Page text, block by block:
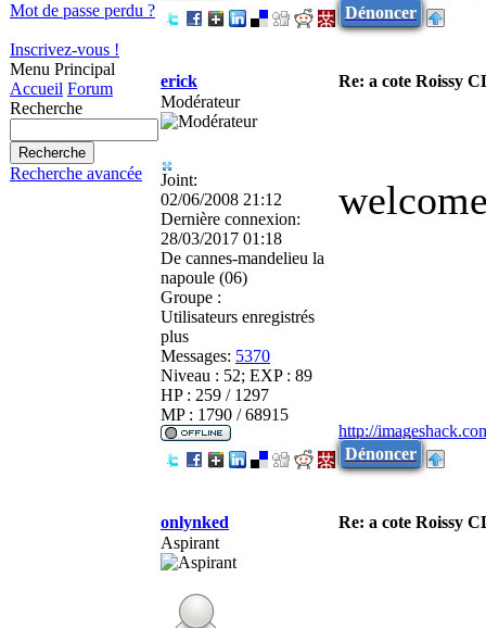
Mot de passe perdu ?
Inscrivez-vous !
Menu Principal
Accueil Forum
Recherche
Recherche avancée
Dénoncer
erick
Re: a cote Roissy
Modérateur
Joint:
02/06/2008 21:12
Dernière connexion:
28/03/2017 01:18
De cannes-mandelieu la
napoule (06)
Groupe :
Utilisateurs enregistrés
plus
Messages: 5370
Niveau : 52; EXP : 89
HP : 259 / 1297
MP : 1790 / 68915
http://
Dénoncer
onlynked
Re: a cote Roissy
Aspirant